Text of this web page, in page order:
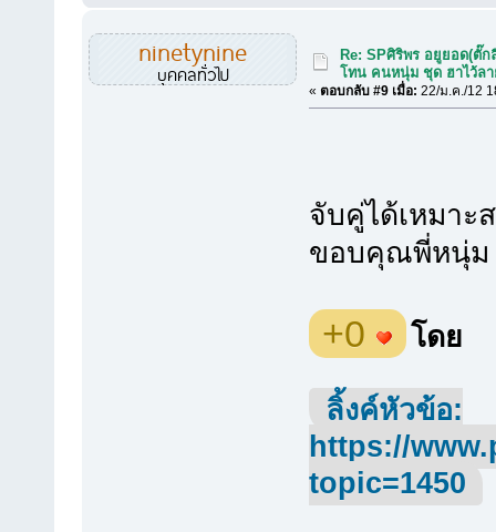
ninetynine
บุคคลทั่วไป
Re: SPศิริพร อยูยอด(ตั๊
โทน คนหนุ่ม ชุด ฮาไว้ล
« ตอบกลับ #9 เมื่อ: 22/ม.ค./12
จับคู่ได้เหมาะ
ขอบคุณพี่หนุ่ม
+0 โดย
ลิ้งค์หัวข้อ:
https://
topic=1450